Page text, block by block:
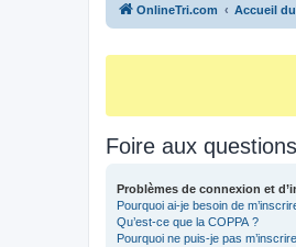
OnlineTri.com Accueil
Foire aux questions
Problèmes de connexion et
Pourquoi ai-je besoin de
Qu’est-ce que la COPPA ?
Pourquoi ne puis-je pas